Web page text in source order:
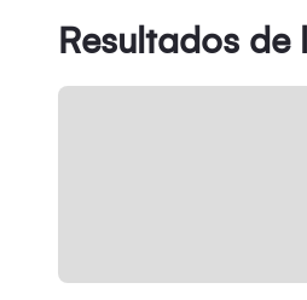
Resultados de